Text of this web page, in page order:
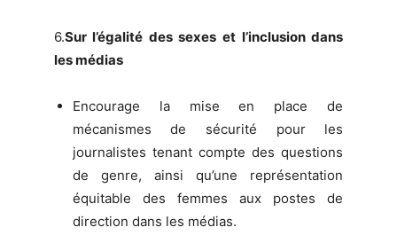
6.Sur l’égalité des sexes et l’inclusion dans
les médias
Encourage la mise en place de
mécanismes de sécurité pour les
journalistes tenant compte des questions
de genre, ainsi qu’une représentation
équitable des femmes aux postes de
direction dans les médias.